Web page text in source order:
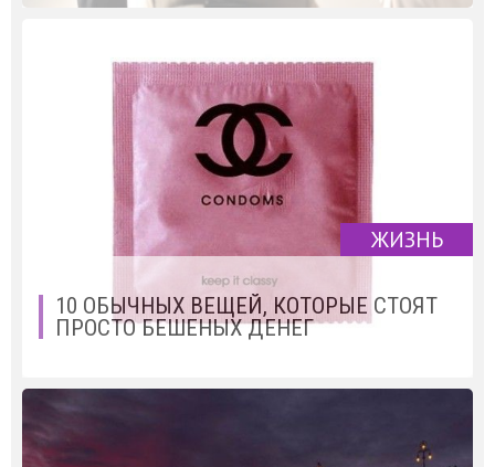
ЖИЗНЬ
10 ОБЫЧНЫХ ВЕЩЕЙ, КОТОРЫЕ СТОЯТ
ПРОСТО БЕШЕНЫХ ДЕНЕГ